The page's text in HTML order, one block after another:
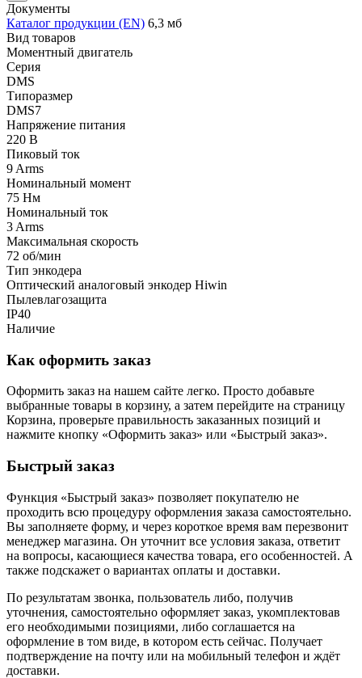
Документы
Каталог продукции (EN) 6,3 мб
Вид товаров
Моментный двигатель
Серия
DMS
Типоразмер
DMS7
Напряжение питания
220 В
Пиковый ток
9 Arms
Номинальный момент
75 Нм
Номинальный ток
3 Arms
Максимальная скорость
72 об/мин
Тип энкодера
Оптический аналоговый энкодер Hiwin
Пылевлагозащита
IP40
Наличие
Как оформить заказ
Оформить заказ на нашем сайте легко. Просто добавьте
выбранные товары в корзину, а затем перейдите на страницу
Корзина, проверьте правильность заказанных позиций и
нажмите кнопку «Оформить заказ» или «Быстрый заказ».
Быстрый заказ
Функция «Быстрый заказ» позволяет покупателю не
проходить всю процедуру оформления заказа самостоятельно.
Вы заполняете форму, и через короткое время вам перезвонит
менеджер магазина. Он уточнит все условия заказа, ответит
на вопросы, касающиеся качества товара, его особенностей. А
также подскажет о вариантах оплаты и доставки.
По результатам звонка, пользователь либо, получив
уточнения, самостоятельно оформляет заказ, укомплектовав
его необходимыми позициями, либо соглашается на
оформление в том виде, в котором есть сейчас. Получает
подтверждение на почту или на мобильный телефон и ждёт
доставки.